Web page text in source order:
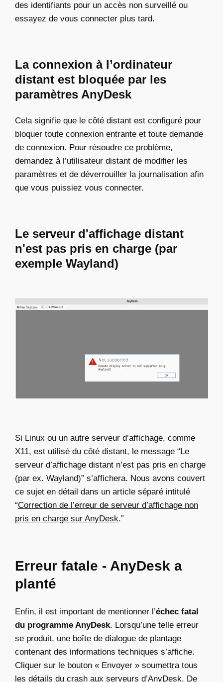
des identifiants pour un accès non surveillé ou
essayez de vous connecter plus tard.
La connexion à l’ordinateur
distant est bloquée par les
paramètres AnyDesk
Cela signifie que le côté distant est configuré pour
bloquer toute connexion entrante et toute demande
de connexion. Pour résoudre ce problème,
demandez à l’utilisateur distant de modifier les
paramètres et de déverrouiller la journalisation afin
que vous puissiez vous connecter.
Le serveur d'affichage distant
n'est pas pris en charge (par
exemple Wayland)
Si Linux ou un autre serveur d’affichage, comme
X11, est utilisé du côté distant, le message “Le
serveur d’affichage distant n’est pas pris en charge
(par ex. Wayland)” s’affichera. Nous avons couvert
ce sujet en détail dans un article séparé intitulé
“Correction de l’erreur de serveur d’affichage non
pris en charge sur AnyDesk.”
Erreur fatale - AnyDesk a
planté
Enfin, il est important de mentionner l’échec fatal
du programme AnyDesk. Lorsqu’une telle erreur
se produit, une boîte de dialogue de plantage
contenant des informations techniques s’affiche.
Cliquer sur le bouton « Envoyer » soumettra tous
les détails du crash aux serveurs d’AnyDesk. De